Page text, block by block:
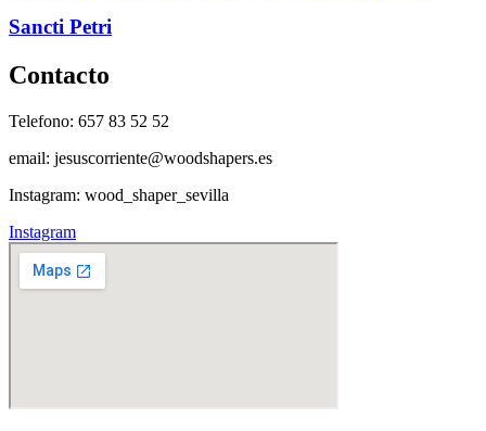
Sancti Petri
Contacto
Telefono: 657 83 52 52
email: jesuscorriente@woodshapers.es
Instagram: wood_shaper_sevilla
Instagram